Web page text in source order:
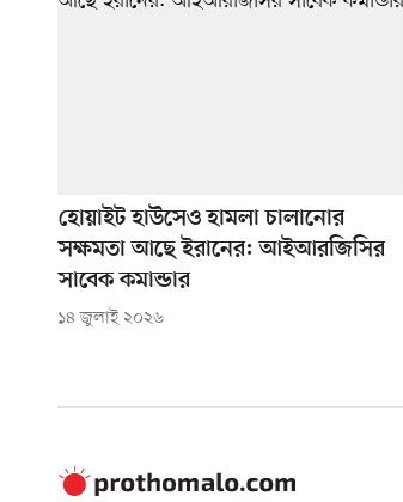
হোয়াইট হাউসেও হামলা চালানোর
সক্ষমতা আছে ইরানের: আইআরজিসির
সাবেক কমান্ডার
১৪ জুলাই ২০২৬